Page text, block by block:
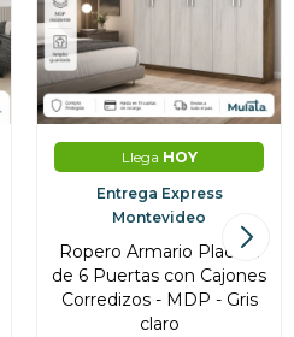
Llega HOY
Entrega Express
Montevideo
Ropero Armario Placard
de 6 Puertas con Cajones
Corredizos - MDP - Gris
claro